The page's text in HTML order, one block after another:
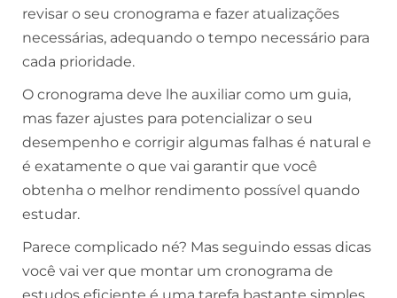
revisar o seu cronograma e fazer atualizações
necessárias, adequando o tempo necessário para
cada prioridade.
O cronograma deve lhe auxiliar como um guia,
mas fazer ajustes para potencializar o seu
desempenho e corrigir algumas falhas é natural e
é exatamente o que vai garantir que você
obtenha o melhor rendimento possível quando
estudar.
Parece complicado né? Mas seguindo essas dicas
você vai ver que montar um cronograma de